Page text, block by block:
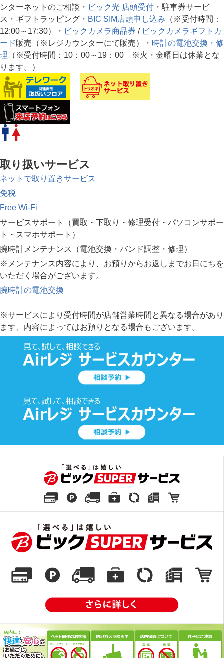
ンターネットのご相談・ ビック光 店頭受付 ・駐車券サービ
ス・ギフトラッピング・ BIC SIM店頭申し込み （※受付時間：
12:00～17:30）・ ビックカメラ商品券 / ビックカメラギフトカ
ード販売（※レジカウンターにて販売）・ 時計の電池交換・修
理 （※受付時間：10：00～19：00 ※火・金曜日は休業とな
ります。）
取り扱いサービス
ネットで取り置きサービス
免税
Free Wi-Fi
サービスサポート（買取・下取り・修理受付・パソコンサポー
ト・スマホサポート）
腕時計メンテナンス（電池交換・バンド調整・修理）
※メンテナンス内容により、お預りからお返しまでお日にちを
いただく場合がございます。
腕時計の電池交換
※サービスにより受付時間が店舗営業時間と異なる場合があり
ます、内容によってはお預りとなる場合もございます。